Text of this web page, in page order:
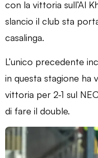
con la vittoria sull’Al
slancio il club sta
casalinga.
L’unico precedente
in questa stagione ha
vittoria per 2-1 sul
di fare il double.